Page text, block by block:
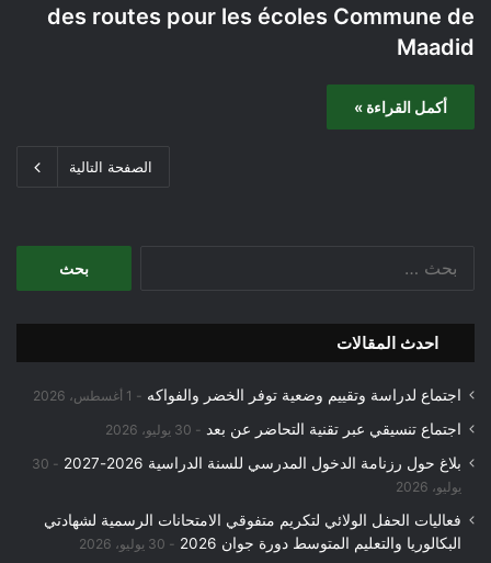
des routes pour les écoles Commune de
Maadid
أكمل القراءة »
الصفحة التالية
ح
ن
احدث المقالات
اجتماع لدراسة وتقييم وضعية توفر الخضر والفواكه 1 أغسطس، 2026
اجتماع تنسيقي عبر تقنية التحاضر عن بعد 30 يوليو، 2026
بلاغ حول رزنامة الدخول المدرسي للسنة الدراسية 2026-2027
30
يوليو، 2026
فعاليات الحفل الولائي لتكريم متفوقي الامتحانات الرسمية لشهادتي
البكالوريا والتعليم المتوسط دورة جوان 2026
30 يوليو، 2026